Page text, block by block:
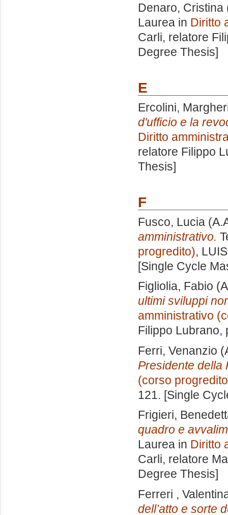
Denaro, Cristina
Laurea in Diritto
Carli, relatore
Degree Thesis]
E
Ercolini,
d'ufficio e la
Diritto
relatore Filippo
Thesis]
F
Fusco, Lucia
amministrativo.
progredito),
[Single Cycle
Figliolia, Fabio
ultimi sviluppi
amministrativo
Filippo Lubrano,
Ferri, Venanzio
Presidente della
(corso
121. [Single
Frigieri,
quadro e
Laurea in Diritto
Carli, relatore
Degree Thesis]
Ferreri ,
dell’atto e sorte